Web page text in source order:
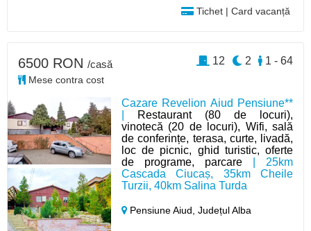
Tichet | Card vacanță
Cazare Revelion Aiud Pensiune**
Restaurant (80 de locuri),
vinotecă (20 de locuri), Wifi, sală
de conferințe, terasa, curte, livadă,
loc de picnic, ghid turistic, oferte
de programe, parcare | 25km
Cascada Ciucaș, 35km Cheile
Turzii, 40km Salina Turda
Pensiune Aiud,Județul Alba
6500 RON /casă
Mese contra cost
1 - 64
2
12